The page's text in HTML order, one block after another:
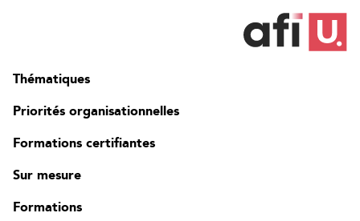
Thématiques
Priorités organisationnelles
Formations certifiantes
Sur mesure
Formations